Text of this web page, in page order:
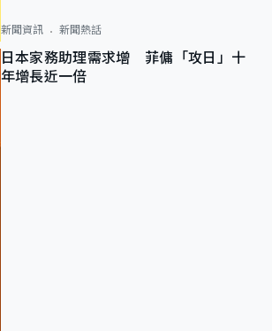
新聞資訊 新聞熱話
日本家務助理需求增 菲傭「攻日」十
年增長近一倍